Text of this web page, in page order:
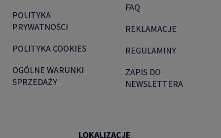
POLITYKA
PRYWATNOŚCI
POLITYKA COOKIES
OGÓLNE WARUNKI
SPRZEDAŻY
FAQ
REKLAMACJE
REGULAMINY
ZAPIS DO
NEWSLETTERA
LOKALIZACJE